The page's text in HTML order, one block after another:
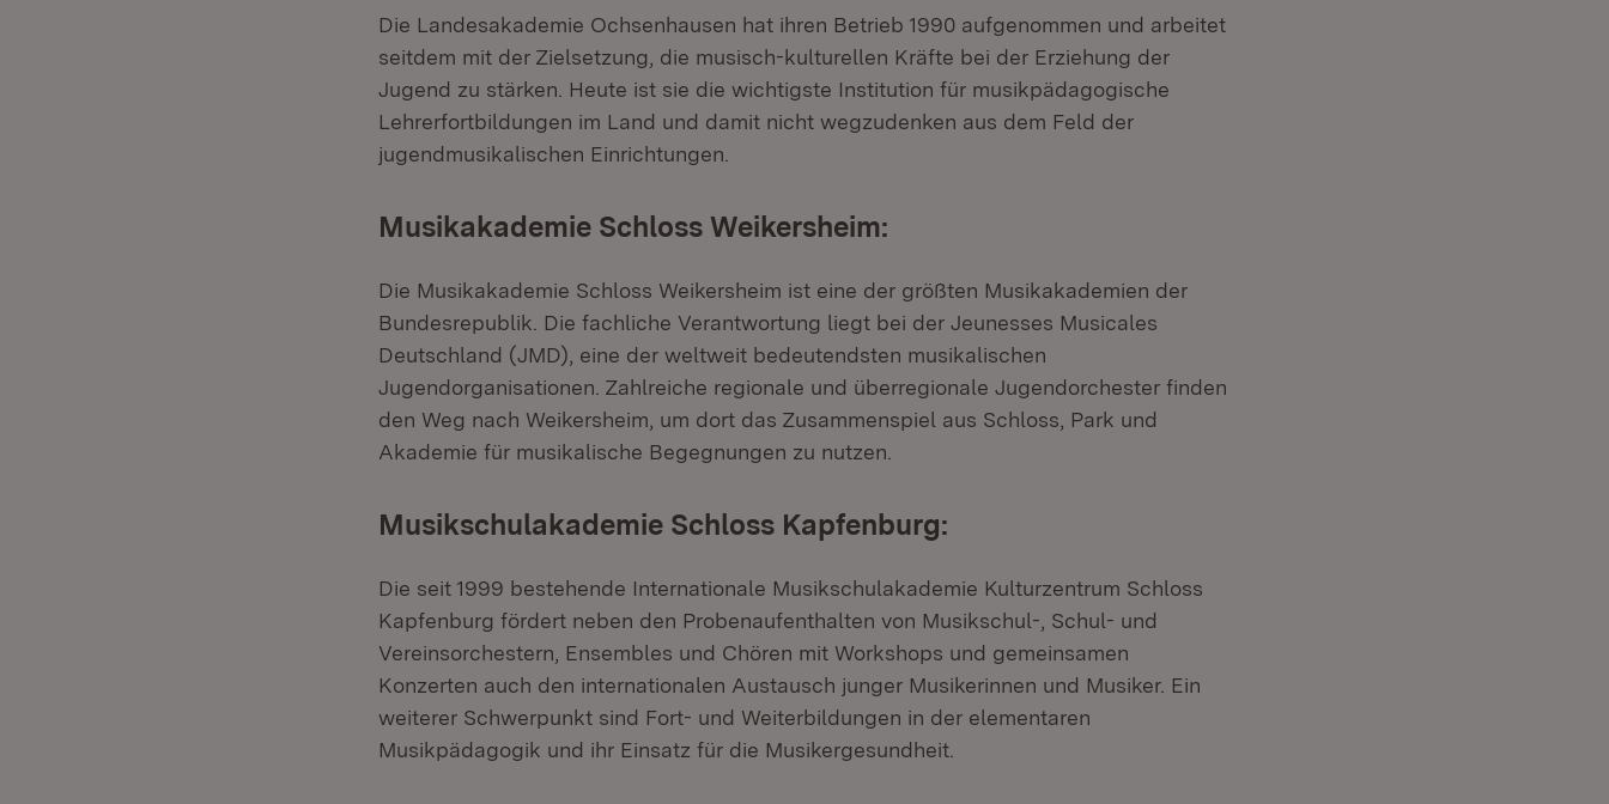
Die Landesakademie Ochsenhausen hat ihren Betrieb 1990 aufgenommen und arbeitet
seitdem mit der Zielsetzung, die musisch-kulturellen Kräfte bei der Erziehung der
Jugend zu stärken. Heute ist sie die wichtigste Institution für musikpädagogische
Lehrerfortbildungen im Land und damit nicht wegzudenken aus dem Feld der
jugendmusikalischen Einrichtungen.
Musikakademie Schloss Weikersheim:
Die Musikakademie Schloss Weikersheim ist eine der größten Musikakademien der
Bundesrepublik. Die fachliche Verantwortung liegt bei der Jeunesses Musicales
Deutschland (JMD), eine der weltweit bedeutendsten musikalischen
Jugendorganisationen. Zahlreiche regionale und überregionale Jugendorchester finden
den Weg nach Weikersheim, um dort das Zusammenspiel aus Schloss, Park und
Akademie für musikalische Begegnungen zu nutzen.
Musikschulakademie Schloss Kapfenburg:
Die seit 1999 bestehende Internationale Musikschulakademie Kulturzentrum Schloss
Kapfenburg fördert neben den Probenaufenthalten von Musikschul-, Schul- und
Vereinsorchestern, Ensembles und Chören mit Workshops und gemeinsamen
Konzerten auch den internationalen Austausch junger Musikerinnen und Musiker. Ein
weiterer Schwerpunkt sind Fort- und Weiterbildungen in der elementaren
Musikpädagogik und ihr Einsatz für die Musikergesundheit.